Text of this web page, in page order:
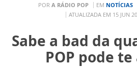
POR A RÁDIO POP EM NOTÍCIAS
ATUALIZADA EM 15 JUN
Sabe a bad da
POP pode